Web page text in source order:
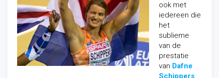
ook met
iedereen die
het
sublieme
van de
prestatie
van Dafne
Schippers